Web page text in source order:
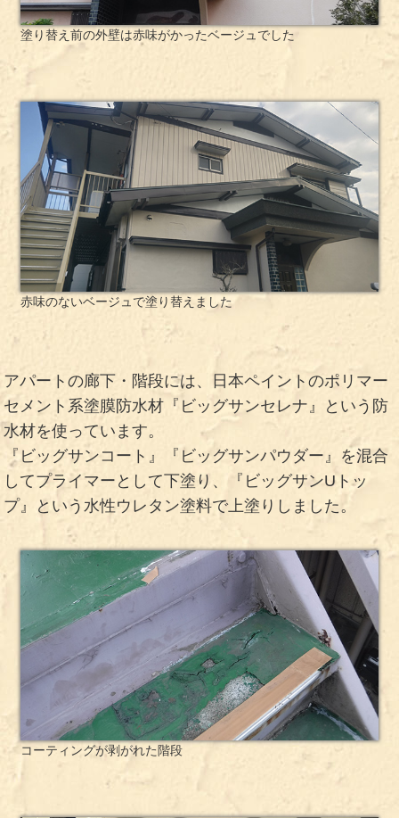
塗り替え前の外壁は赤味がかったベージュでした
赤味のないベージュで塗り替えました
アパートの廊下・階段には、日本ペイントのポリマー
セメント系塗膜防水材『ビッグサンセレナ』という防
水材を使っています。
『ビッグサンコート』『ビッグサンパウダー』を混合
してプライマーとして下塗り、『ビッグサンUトッ
プ』という水性ウレタン塗料で上塗りしました。
コーティングが剥がれた階段